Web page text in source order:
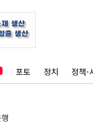
포토 정치 정책·